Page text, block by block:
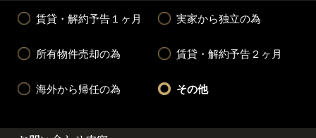
賃貸・解約予告１ヶ月 実家から独立の為
所有物件売却の為 賃貸・解約予告２ヶ月
海外から帰任の為 その他